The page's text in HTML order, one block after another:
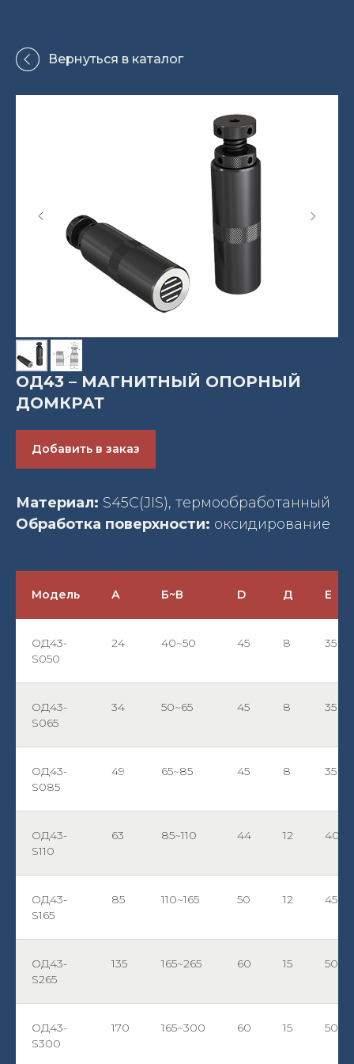
Вернуться в каталог
ОД43 – МАГНИТНЫЙ ОПОРНЫЙ
ДОМКРАТ
Добавить в заказ
Материал: S45C(JIS), термообработанный
Обработка поверхности: оксидирование
Модель А Б~В D Д Е
ОД43-
S050
24 40~50 45 8 35
ОД43-
S065
34 50~65 45 8 35
ОД43-
S085
49 65~85 45 8 35
ОД43-
S110
63 85~110 44 12 40
ОД43-
S165
85 110~165 50 12 45
ОД43-
S265
135 165~265 60 15 50
ОД43-
S300
170 165~300 60 15 50